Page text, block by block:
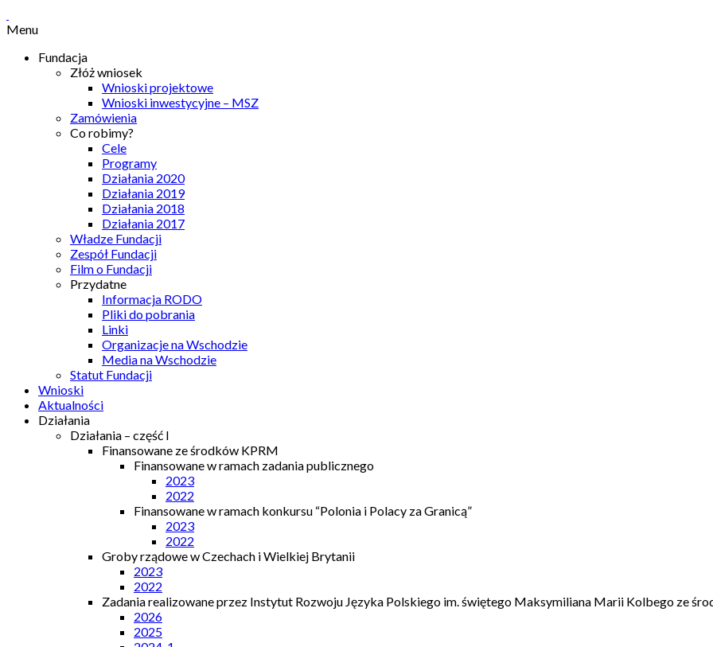
Menu
Fundacja
Złóż wniosek
Wnioski projektowe
Wnioski inwestycyjne – MSZ
Zamówienia
Co robimy?
Cele
Programy
Działania 2020
Działania 2019
Działania 2018
Działania 2017
Władze Fundacji
Zespół Fundacji
Film o Fundacji
Przydatne
Informacja RODO
Pliki do pobrania
Linki
Organizacje na Wschodzie
Media na Wschodzie
Statut Fundacji
Wnioski
Aktualności
Działania
Działania – część I
Finansowane ze środków KPRM
Finansowane w ramach zadania publicznego
2023
2022
Finansowane w ramach konkursu “Polonia i Polacy za Granicą”
2023
2022
Groby rządowe w Czechach i Wielkiej Brytanii
2023
2022
Zadania realizowane przez Instytut Rozwoju Języka Polskiego im. świętego Maksymiliana Marii Kolbego ze
2026
2025